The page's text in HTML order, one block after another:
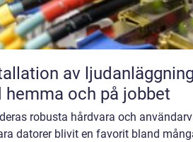
av
hemma och på jobbet
robusta hårdvara och
datorer blivit en favorit bland